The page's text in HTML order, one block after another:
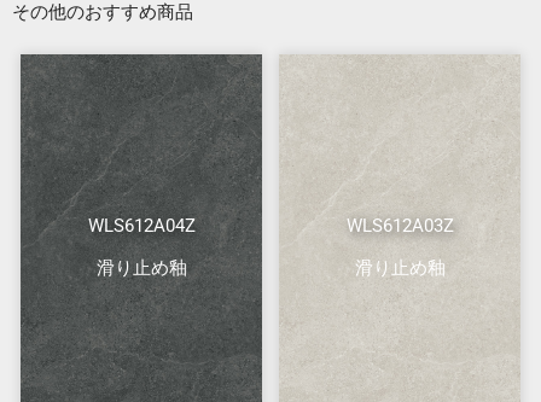
その他のおすすめ商品
WLS612A04Z
滑り止め釉
WLS612A03Z
滑り止め釉